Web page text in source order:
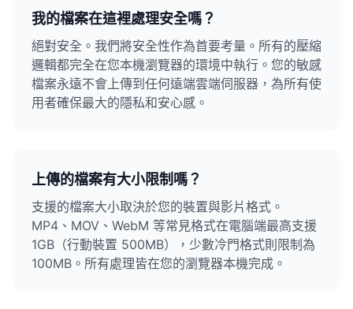
我的檔案在這裡處理安全嗎？
絕對安全。我們將安全性作為首要考量。所有的壓縮
邏輯都完全在您本機瀏覽器的環境中執行。您的敏感
檔案永遠不會上傳到任何遠端雲端伺服器，為所有使
用者確保最大的隱私和安心感。
上傳的檔案有大小限制嗎？
支援的檔案大小取決於您的裝置與影片格式。
MP4、MOV、WebM 等常見格式在電腦端最高支援
1GB（行動裝置 500MB），少數冷門格式則限制為
100MB。所有處理皆在您的瀏覽器本機完成。